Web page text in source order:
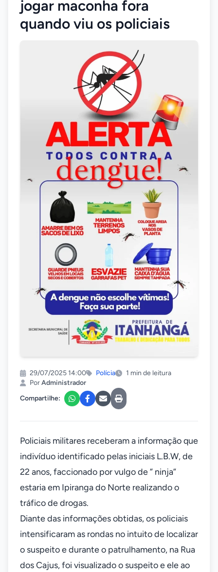
jogar maconha fora
quando viu os policiais
29/07/2025 14:00 Polícia
1 min de leitura
PorAdministrador
Compartilhe:
Policiais militares receberam a informação que
indivíduo identificado pelas iniciais L.B.W, de
22 anos, faccionado por vulgo de ” ninja”
estaria em Ipiranga do Norte realizando o
tráfico de drogas.
Diante das informações obtidas, os policiais
intensificaram as rondas no intuito de localizar
o suspeito e durante o patrulhamento, na Rua
dos Cajus, foi visualizado o suspeito e ele ao